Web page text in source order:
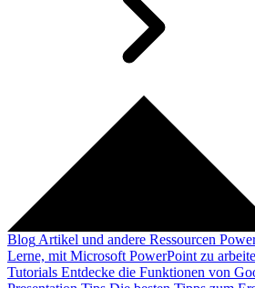
Blog Artikel und andere Ressourcen
Lerne, mit Microsoft PowerPoint zu
Tutorials Entdecke die Funktionen von